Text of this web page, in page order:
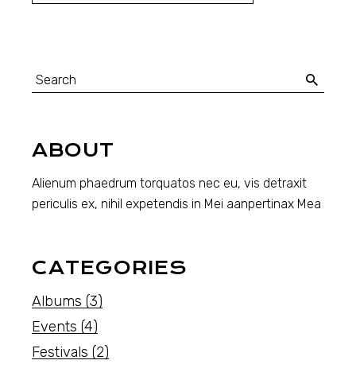
ABOUT
Alienum phaedrum torquatos nec eu, vis detraxit
periculis ex, nihil expetendis in Mei aanpertinax Mea
CATEGORIES
Albums (3)
Events (4)
Festivals (2)